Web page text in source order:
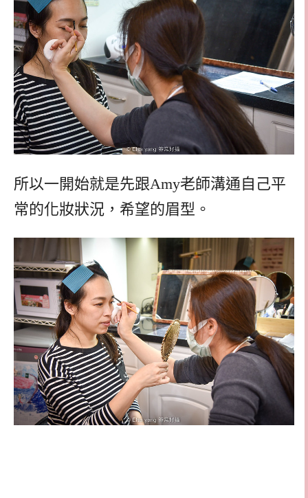
所以一開始就是先跟Amy老師溝通自己平
常的化妝狀況，希望的眉型。